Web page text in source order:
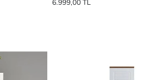
6.999,00 TL